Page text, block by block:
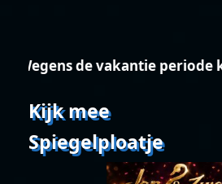
Wegens de vakantie periode
Kijk mee
Spiegelploatje